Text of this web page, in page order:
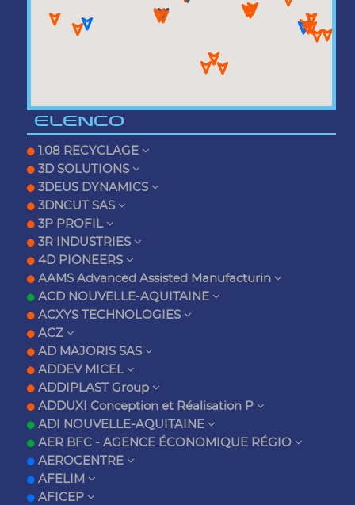
ELENCO
1.08 RECYCLAGE
3D SOLUTIONS
3DEUS DYNAMICS
3DNCUT SAS
3P PROFIL
3R INDUSTRIES
4D PIONEERS
AAMS Advanced Assisted Manufacturin
ACD NOUVELLE-AQUITAINE
ACXYS TECHNOLOGIES
ACZ
AD MAJORIS SAS
ADDEV MICEL
ADDIPLAST Group
ADDUXI Conception et Réalisation P
ADI NOUVELLE-AQUITAINE
AER BFC - AGENCE ÉCONOMIQUE RÉGIO
AEROCENTRE
AFELIM
AFICEP